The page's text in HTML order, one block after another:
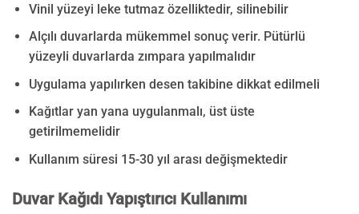
Vinil yüzeyi leke tutmaz özelliktedir, silinebilir
Alçılı duvarlarda mükemmel sonuç verir. Pütürlü
yüzeyli duvarlarda zımpara yapılmalıdır
Uygulama yapılırken desen takibine dikkat edilmeli
Kağıtlar yan yana uygulanmalı, üst üste
getirilmemelidir
Kullanım süresi 15-30 yıl arası değişmektedir
Duvar Kağıdı Yapıştırıcı Kullanımı